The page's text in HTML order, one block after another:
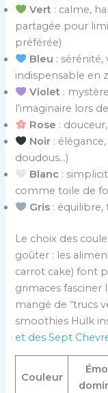
Vert : calme,
partagée pour
préférée)
Bleu :
indispensable en
Violet :
l’imaginaire lors
Rose :
Noir :
doudous…)
Blanc :
comme toile de
Gris : équilibre,
Le choix des
goûter : les
carrot cake) font
grimaces fasciner
mangé de “trucs
smoothies Hulk
et des Sept
Couleur